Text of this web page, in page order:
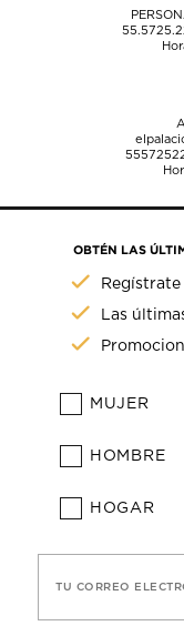
OBTÉN LAS
Las
MUJER
HOMBRE
HOGAR
TU CORREO